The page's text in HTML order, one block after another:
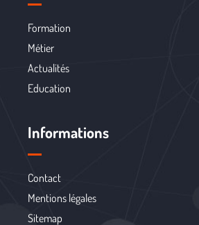
Formation
Métier
Actualités
Education
Informations
Contact
Mentions légales
Sitemap